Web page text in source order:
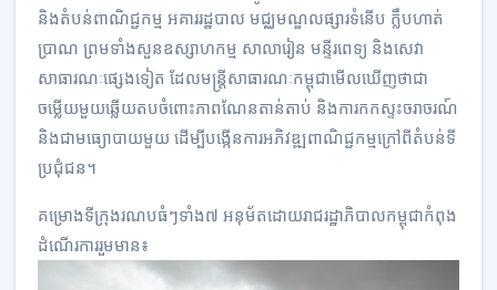
និង​តំបន់​ពាណិជ្ជកម្ម អគារ​រដ្ឋបាល មជ្ឈមណ្ឌល​ផ្សារ​ទំនើប ក្លឹប​ហាត់​
បា្រណ ព្រមទាំង​សួន​ឧស្សាហកម្ម សាលារៀន មន្ទីរ​ពេទ្យ និង​សេវា​
សាធារណៈ​ផ្សេងទៀត ដែល​មន្ត្រី​សាធារណៈ​កម្ពុជា​មើល​ឃើញ​ថា​ជា​
ចម្លើយ​មួយ​ឆ្លើយ​តប​ចំពោះ​ភាព​ណែន​តាន់តាប់ និង​ការ​កក​ស្ទះ​ចរាចរណ៍​
និង​ជា​មធ្យោបាយ​មួយ ដើម្បី​បង្កើន​ការ​អភិវឌ្ឍ​ពាណិជ្ជ​កម្ម​ក្រៅ​ពី​តំបន់​ទី
ប្រជុំជន។
គម្រោង​ទីក្រុង​រណប​ធំៗ​ទាំង​​៧ អនុម័ត​ដោយ​រាជ​រដ្ឋាភិបាល​កម្ពុជា​កំពុង​
ដំណើរការ​រួម​មាន៖